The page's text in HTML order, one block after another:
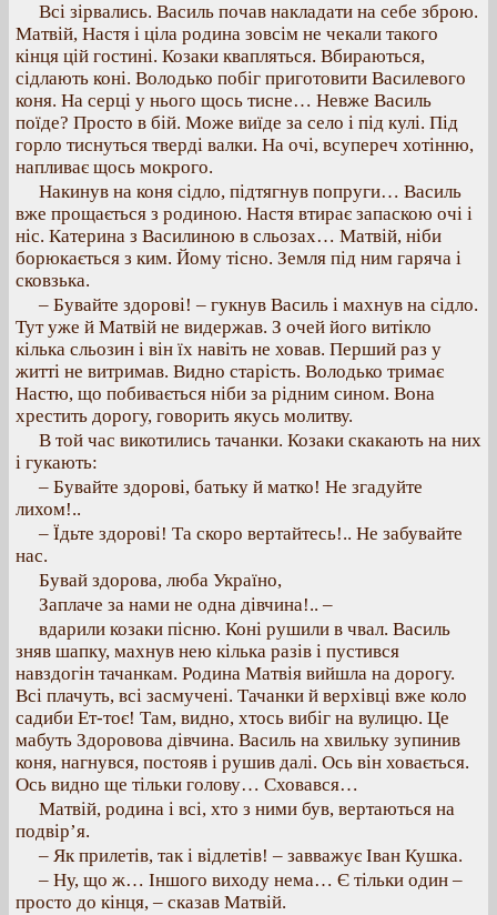
Всі зірвались. Василь почав накладати на себе зброю.
Матвій, Настя і ціла родина зовсім не чекали такого
кінця цій гостині. Козаки квапляться. Вбираються,
сідлають коні. Володько побіг приготовити Василевого
коня. На серці у нього щось тисне… Невже Василь
поїде? Просто в бій. Може виїде за село і під кулі. Під
горло тиснуться тверді валки. На очі, всупереч хотінню,
напливає щось мокрого.
Накинув на коня сідло, підтягнув попруги… Василь
вже прощається з родиною. Настя втирає запаскою очі і
ніс. Катерина з Василиною в сльозах… Матвій, ніби
борюкається з ким. Йому тісно. Земля під ним гаряча і
сковзька.
– Бувайте здорові! – гукнув Василь і махнув на сідло.
Тут уже й Матвій не видержав. З очей його витікло
кілька сльозин і він їх навіть не ховав. Перший раз у
житті не витримав. Видно старість. Володько тримає
Настю, що побивається ніби за рідним сином. Вона
хрестить дорогу, говорить якусь молитву.
В той час викотились тачанки. Козаки скакають на них
і гукають:
– Бувайте здорові, батьку й матко! Не згадуйте
лихом!..
– Їдьте здорові! Та скоро вертайтесь!.. Не забувайте
нас.
Бувай здорова, люба Україно,
Заплаче за нами не одна дівчина!.. –
вдарили козаки пісню. Коні рушили в чвал. Василь
зняв шапку, махнув нею кілька разів і пустився
навздогін тачанкам. Родина Матвія вийшла на дорогу.
Всі плачуть, всі засмучені. Тачанки й верхівці вже коло
садиби Ет-тоє! Там, видно, хтось вибіг на вулицю. Це
мабуть Здоровова дівчина. Василь на хвильку зупинив
коня, нагнувся, постояв і рушив далі. Ось він ховається.
Ось видно ще тільки голову… Сховався…
Матвій, родина і всі, хто з ними був, вертаються на
подвір’я.
– Як прилетів, так і відлетів! – завважує Іван Кушка.
– Ну, що ж… Іншого виходу нема… Є тільки один –
просто до кінця, – сказав Матвій.